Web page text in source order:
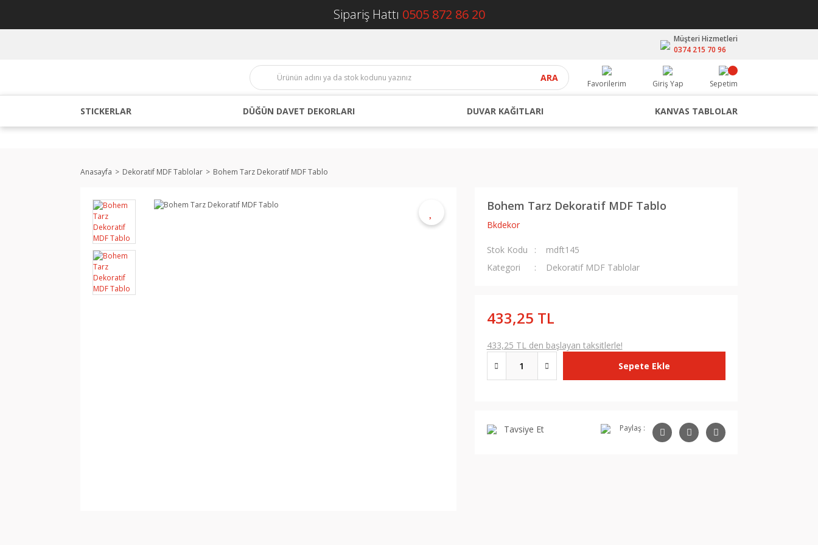
Sipariş Hattı 0505 872 86 20
Müşteri Hizmetleri
0374 215 70 96
ARA
Favorilerim Giriş Yap Sepetim
STICKERLAR DÜĞÜN DAVET DEKORLARI DUVAR KAĞITLARI KANVAS TABLOLAR
Anasayfa Dekoratif MDF Tablolar Bohem Tarz Dekoratif MDF Tablo
Bohem Tarz Dekoratif MDF Tablo
Bkdekor
Stok Kodu
mdft145
Kategori
Dekoratif MDF Tablolar
433,25 TL
433,25 TL den başlayan taksitlerle!
Sepete Ekle
Tavsiye Et Paylaş :